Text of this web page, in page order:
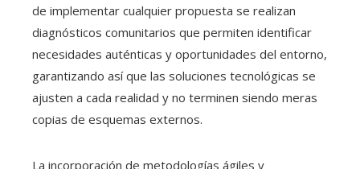
de implementar cualquier propuesta se realizan
diagnósticos comunitarios que permiten identificar
necesidades auténticas y oportunidades del entorno,
garantizando así que las soluciones tecnológicas se
ajusten a cada realidad y no terminen siendo meras
copias de esquemas externos.
La incorporación de metodologías ágiles y